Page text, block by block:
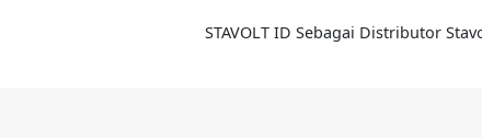
STAVOLT ID Sebagai Distributor